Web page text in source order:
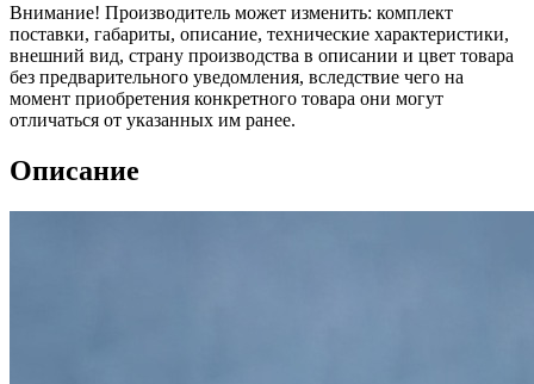
Внимание! Производитель может изменить: комплект
поставки, габариты, описание, технические характеристики,
внешний вид, страну производства в описании и цвет товара
без предварительного уведомления, вследствие чего на
момент приобретения конкретного товара они могут
отличаться от указанных им ранее.
Описание